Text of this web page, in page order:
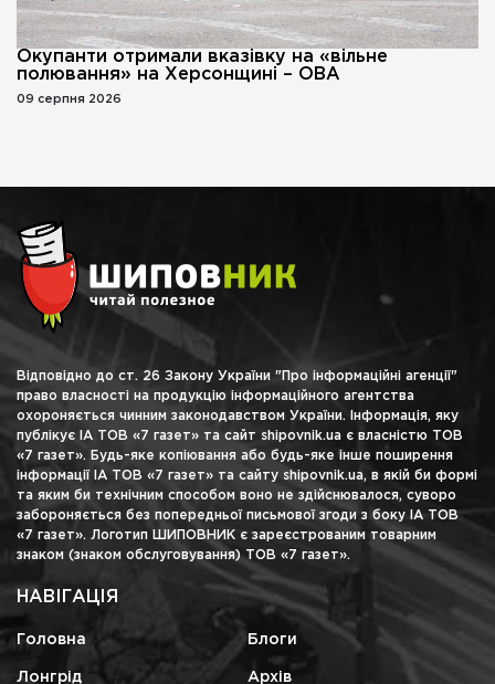
Окупанти отримали вказівку на «вільне
полювання» на Херсонщині – ОВА
09 серпня 2026
Відповідно до ст. 26 Закону України "Про інформаційні агенції"
право власності на продукцію інформаційного агентства
охороняється чинним законодавством України. Інформація, яку
публікує ІА ТОВ «7 газет» та сайт shipovnik.ua є власністю ТОВ
«7 газет». Будь-яке копіювання або будь-яке інше поширення
інформації ІА ТОВ «7 газет» та сайту shipovnik.ua, в якій би формі
та яким би технічним способом воно не здійснювалося, суворо
забороняється без попередньої письмової згоди з боку ІА ТОВ
«7 газет». Логотип ШИПОВНИК є зареєстрованим товарним
знаком (знаком обслуговування) ТОВ «7 газет».
НАВІГАЦІЯ
Головна Блоги
Лонгрід Архів